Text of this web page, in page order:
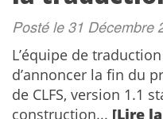
Posté le 31 Décembre
L’équipe de
d’annoncer la fin du
de CLFS, version 1.1
construction... [Lire